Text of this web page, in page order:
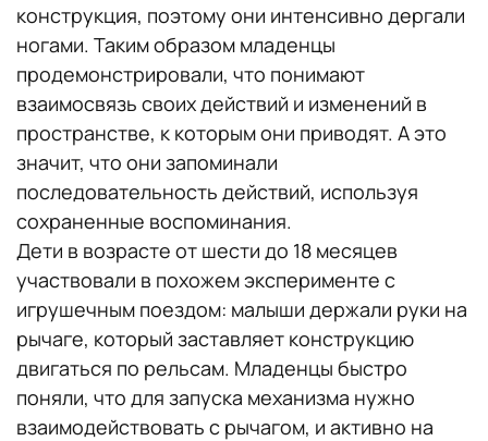
конструкция, поэтому они интенсивно дергали
ногами. Таким образом младенцы
продемонстрировали, что понимают
взаимосвязь своих действий и изменений в
пространстве, к которым они приводят. А это
значит, что они запоминали
последовательность действий, используя
сохраненные воспоминания.
Дети в возрасте от шести до 18 месяцев
участвовали в похожем эксперименте с
игрушечным поездом: малыши держали руки на
рычаге, который заставляет конструкцию
двигаться по рельсам. Младенцы быстро
поняли, что для запуска механизма нужно
взаимодействовать с рычагом, и активно на